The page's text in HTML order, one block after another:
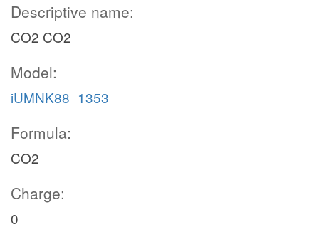
Descriptive name:
CO2 CO2
Model:
iUMNK88_1353
Formula:
CO2
Charge:
0